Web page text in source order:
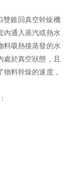
雙錐回真空幹燥機
內通入蒸汽或熱水
料吸熱後蒸發的水
處於真空狀態，且
料幹燥的速度，